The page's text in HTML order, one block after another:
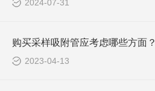
2024-07-31
购买采样吸附管应考虑哪些方面？
2023-04-13